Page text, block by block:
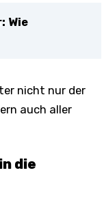
Wie
nicht nur der
auch aller
die